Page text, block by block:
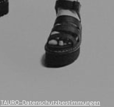
TAURO-Datenschutzbestimmungen